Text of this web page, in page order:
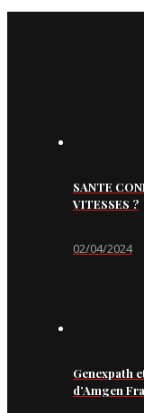
SANTE
VITESSES ?
02/04/2024
Genexpath
d’Amgen